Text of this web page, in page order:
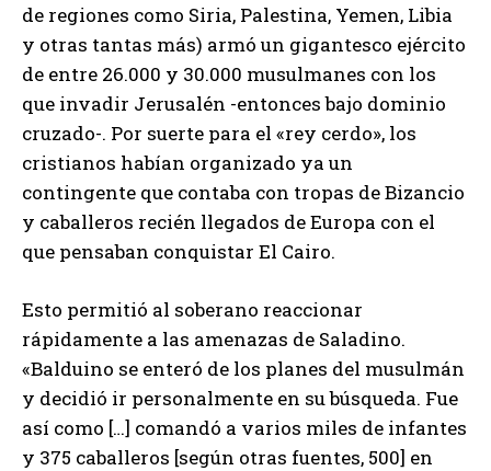
de regiones como Siria, Palestina, Yemen, Libia
y otras tantas más) armó un gigantesco ejército
de entre 26.000 y 30.000 musulmanes con los
que invadir Jerusalén -entonces bajo dominio
cruzado-. Por suerte para el «rey cerdo», los
cristianos habían organizado ya un
contingente que contaba con tropas de Bizancio
y caballeros recién llegados de Europa con el
que pensaban conquistar El Cairo.
Esto permitió al soberano reaccionar
rápidamente a las amenazas de Saladino.
«Balduino se enteró de los planes del musulmán
y decidió ir personalmente en su búsqueda. Fue
así como […] comandó a varios miles de infantes
y 375 caballeros [según otras fuentes, 500] en